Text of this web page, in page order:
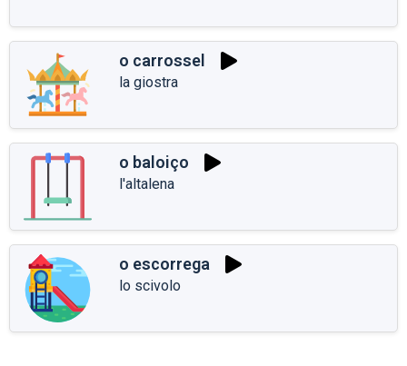
o carrossel
la giostra
o baloiço
l'altalena
o escorrega
lo scivolo